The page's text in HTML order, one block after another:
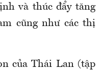
và thúc đẩy tăng
cũng như các thị
của Thái Lan (tập